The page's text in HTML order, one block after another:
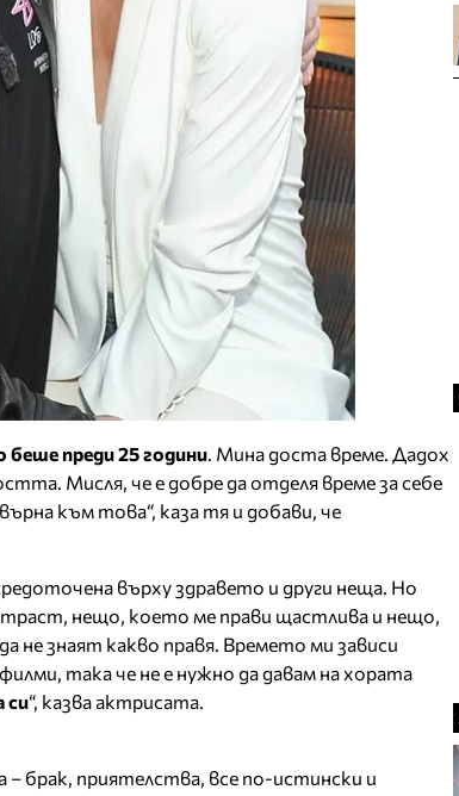
беше преди 25 години . Мина доста време. Дадох
Мисля, че е добре да отделя време за себе
към това“, каза тя и добави, че
върху здравето и други неща. Но
нещо, което ме прави щастлива и нещо,
не знаят какво правя. Времето ми зависи
така че не е нужно да давам на хората
си“, казва актрисата.
брак, приятелства, все по-истински и